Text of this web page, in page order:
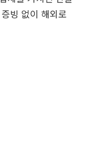
빙 없이 해외로